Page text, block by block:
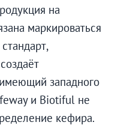
на
маркироваться
западного
и Biotiful не
кефира.